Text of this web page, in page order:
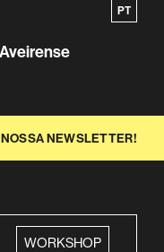
PT
NEWSLETTER!
categoria
WORKSHOP